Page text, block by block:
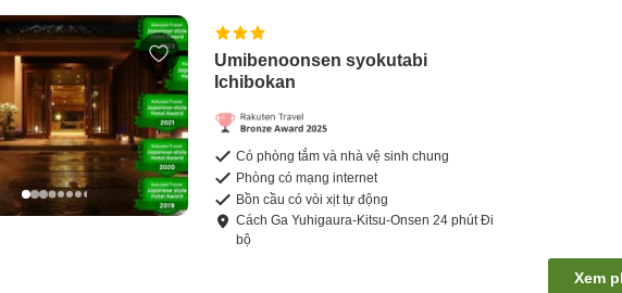
Umibenoonsen syokutabi
Ichibokan
Có phòng tắm và nhà vệ sinh chung
Phòng có mạng internet
Bồn cầu có vòi xịt tự động
CáchGa Yuhigaura-Kitsu-Onsen24 phútĐi
bộ
Xem